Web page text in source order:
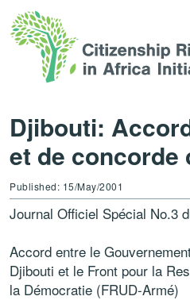
Djibouti:
et de concorde
Published: 15/May/2001
Journal Officiel Spécial No.3
Accord entre le
Djibouti et le Front pour la
la Démocratie (FRUD-Armé)